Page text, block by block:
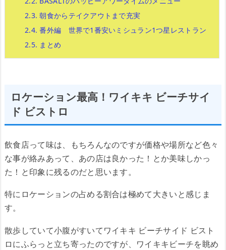
2.3. 朝食からテイクアウトまで充実
2.4. 番外編 世界で1番安いミシュラン1つ星レストラン
2.5. まとめ
ロケーション最高！ワイキキ ビーチサイ
ド ビストロ
飲食店って味は、もちろんなのですが価格や場所など色々
な事が絡みあって、あの店は良かった！とか美味しかっ
た！と印象に残るのだと思います。
特にロケーションの占める割合は極めて大きいと感じま
す。
散歩していて小腹がすいてワイキキ ビーチサイド ビスト
ロにふらっと立ち寄ったのですが、ワイキキビーチを眺め